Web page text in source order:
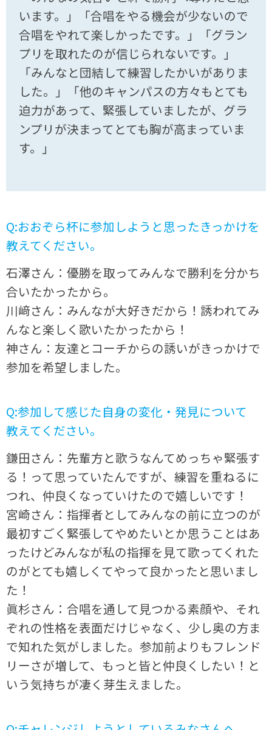
います。」「合唱をやる機会が少ないので
合唱をやれて楽しかったです。」「グラン
プリを取れたのが信じられないです。」
「みんなと団結して練習したかいがありま
した。」「他のキャンパスの方々もとても
迫力があって、緊張していましたが、グラ
ンプリが決まってとても胸が高まっていま
す。」
Q:おおぞら杯に参加しようと思ったきっかけを
教えてください。
石澤さん：優勝を取ってみんなで勝利を分かち
合いたかったから。
川﨑さん：みんなが大好きだから！誘われてみ
んなと楽しく歌いたかったから！
神さん：友達とコーチからの誘いがきっかけで
参加を希望しました。
Q:参加して感じた自身の変化・発見について
教えてください。
鎌田さん：先輩方と歌うなんてめっちゃ緊張す
る！って思っていたんですが、練習を重ねるに
つれ、仲良くなっていけたので嬉しいです！
宮崎さん：指揮者としてみんなの前に立つのが
最初すごく緊張してやめたいとか思うことはあ
ったけどみんなが私の指揮を見て歌ってくれた
のがとても嬉しくてやって良かったと思いまし
た！
眞杉さん：合唱を通して見つかる素顔や、それ
ぞれの性格を表面だけじゃなく、少し奥の方ま
で知れた気がしました。参加前よりもフレンド
リーさが増して、もっと皆と仲良くしたい！と
いう気持ちが凄く芽生えました。